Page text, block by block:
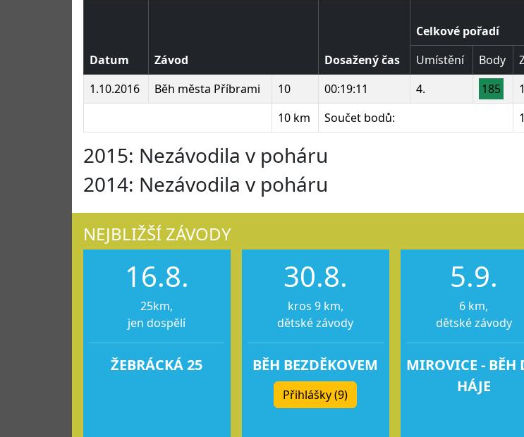
Datum Závod Dosažený čas
Celkové pořadí
Umístění
Body
1.10.2016
Běh města Příbrami 10 00:19:11 4. 185
10 km
Součet bodů:
2015: Nezávodila v poháru
2014: Nezávodila v poháru
NEJBLIŽŠÍ ZÁVODY
16.8.
25km,
jen dospělí
ŽEBRÁCKÁ 25
30.8.
kros 9 km,
dětské závody
BĚH BEZDĚKOVEM
Přihlášky (9)
5.9.
6 km,
dětské závody
MIROVICE - BĚH
HÁJE